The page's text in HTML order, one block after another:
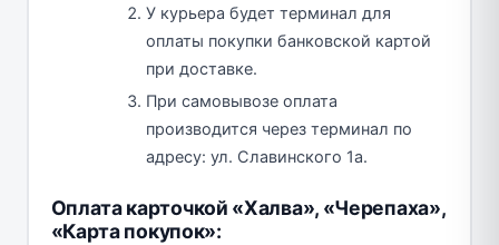
У курьера будет терминал для
оплаты покупки банковской картой
при доставке.
При самовывозе оплата
производится через терминал по
адресу: ул. Славинского 1а.
Оплата карточкой «Халва», «Черепаха»,
«Карта покупок»: